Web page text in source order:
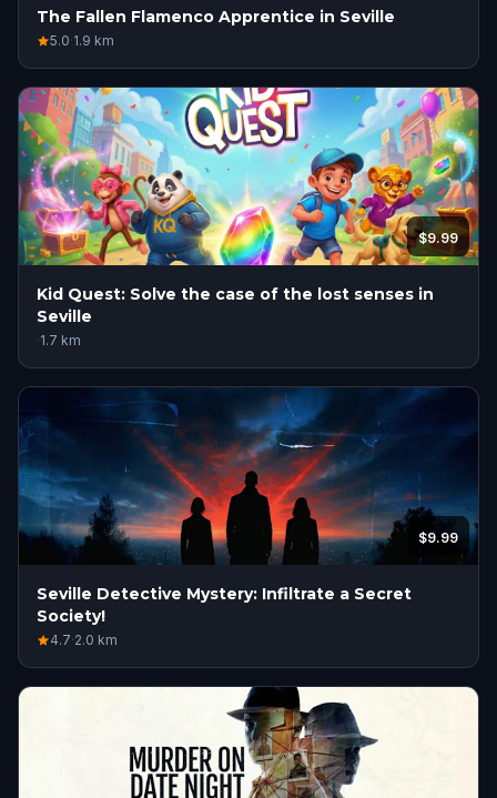
The Fallen Flamenco Apprentice in Seville
5.0·1.9 km
$9.99
Kid Quest: Solve the case of the lost senses in
Seville
·1.7 km
$9.99
Seville Detective Mystery: Infiltrate a Secret
Society!
4.7·2.0 km